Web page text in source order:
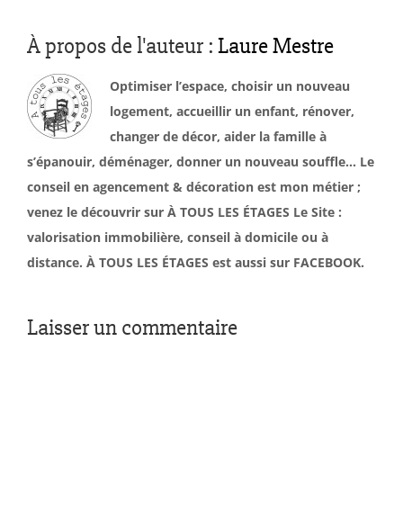
À propos de l'auteur : Laure Mestre
Optimiser l’espace, choisir un nouveau
logement, accueillir un enfant, rénover,
changer de décor, aider la famille à
s’épanouir, déménager, donner un nouveau souffle… Le
conseil en agencement & décoration est mon métier ;
venez le découvrir sur À TOUS LES ÉTAGES Le Site :
valorisation immobilière, conseil à domicile ou à
distance. À TOUS LES ÉTAGES est aussi sur FACEBOOK.
Laisser un commentaire